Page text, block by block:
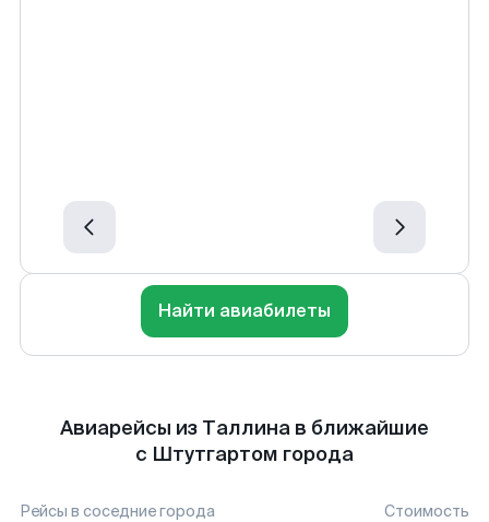
Найти авиабилеты
Авиарейсы из Таллина в ближайшие
с Штутгартом города
Рейсы в соседние города Стоимость